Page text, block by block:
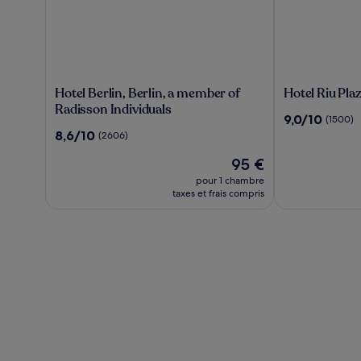
Hotel
Berlin,
a
Hotel Berlin, Berlin, a member of
Radisson Individuals
8.6
8,6/10 (2606)
Le
nouveau
prix
95 €
pour 1 chambre
taxes et frais compris
Hotel
Plaza
Hotel Riu
9.0
9,0/10 (1500)